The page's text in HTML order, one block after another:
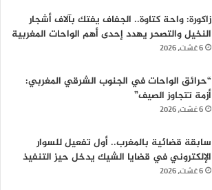
زاكورة: واحة كتاوة.. الجفاف يفتك بآلاف أشجار
النخيل والتصحر يهدد إحدى أهم الواحات المغربية
6 غشت، 2026
“حرائق الواحات في الجنوب الشرقي المغربي:
أزمة تتجاوز الصيف”
6 غشت، 2026
سابقة قضائية بالمغرب.. أول تفعيل للسوار
الإلكتروني في قضايا الشيك يدخل حيز التنفيذ
6 غشت، 2026